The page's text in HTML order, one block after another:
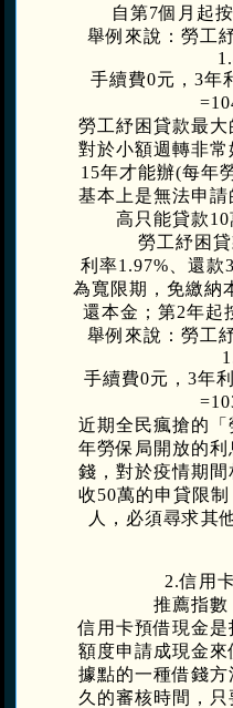
自第7個月起
舉例來說：勞工
手續費0元，3年
勞工紓困貸款最大
對於小額週轉非
15年才能辦(每年
基本上是無法申
高只能貸款10
勞工紓困
利率1.97%、還款
為寬限期，免繳納
還本金；第2年起
舉例來說：勞工
手續費0元，3年
近期全民瘋搶的
年勞保局開放的
錢，對於疫情期
收50萬的申貸限
人，必須尋求其
2.信用
推薦指
信用卡預借現金是
額度申請成現金
據點的一種借錢
久的審核時間，